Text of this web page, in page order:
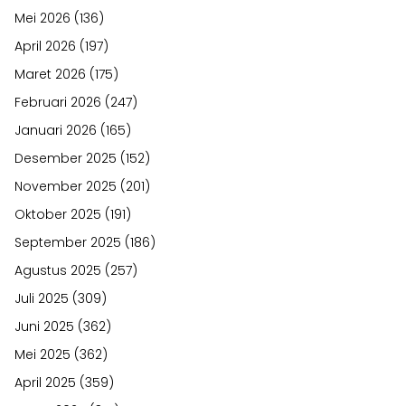
Mei 2026 (136)
April 2026 (197)
Maret 2026 (175)
Februari 2026 (247)
Januari 2026 (165)
Desember 2025 (152)
November 2025 (201)
Oktober 2025 (191)
September 2025 (186)
Agustus 2025 (257)
Juli 2025 (309)
Juni 2025 (362)
Mei 2025 (362)
April 2025 (359)